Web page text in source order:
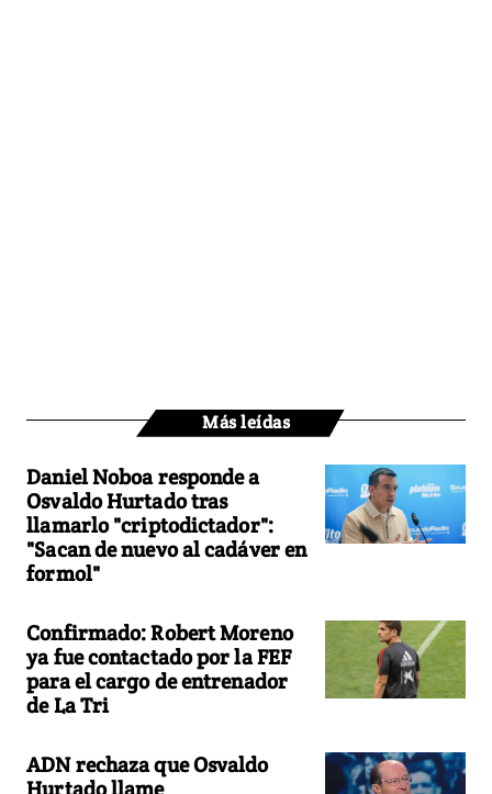
Más leídas
Daniel Noboa responde a
Osvaldo Hurtado tras
llamarlo "criptodictador":
"Sacan de nuevo al cadáver en
formol"
Confirmado: Robert Moreno
ya fue contactado por la FEF
para el cargo de entrenador
de La Tri
ADN rechaza que Osvaldo
Hurtado llame